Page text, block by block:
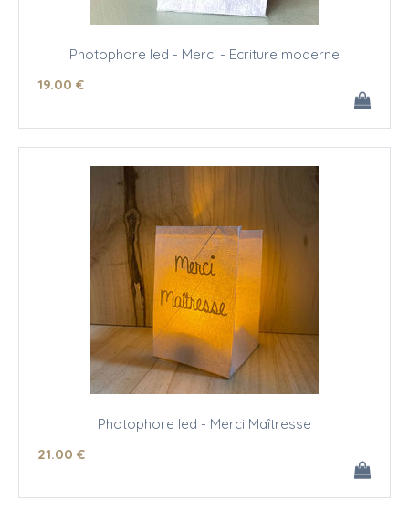
Photophore led - Merci - Ecriture moderne
19.00 €
Photophore led - Merci Maîtresse
21.00 €